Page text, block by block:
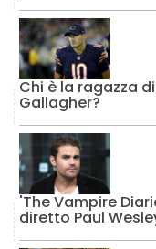
Chi è la ragazza
Gallagher?
'The Vampire
diretto Paul